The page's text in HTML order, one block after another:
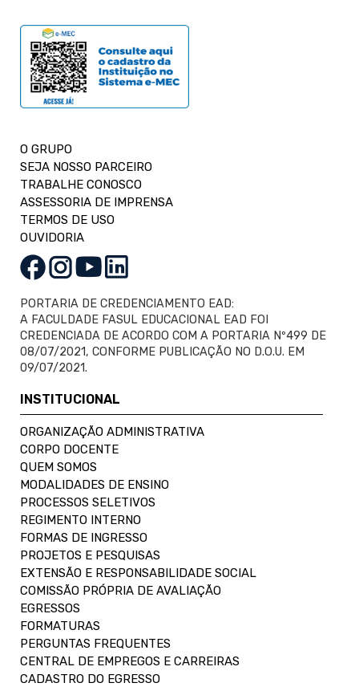
O GRUPO
SEJA NOSSO PARCEIRO
TRABALHE CONOSCO
ASSESSORIA DE IMPRENSA
TERMOS DE USO
OUVIDORIA
PORTARIA DE CREDENCIAMENTO EAD:
A FACULDADE FASUL EDUCACIONAL EAD FOI
CREDENCIADA DE ACORDO COM A PORTARIA Nº499 DE
08/07/2021, CONFORME PUBLICAÇÃO NO D.O.U. EM
09/07/2021.
INSTITUCIONAL
ORGANIZAÇÃO ADMINISTRATIVA
CORPO DOCENTE
QUEM SOMOS
MODALIDADES DE ENSINO
PROCESSOS SELETIVOS
REGIMENTO INTERNO
FORMAS DE INGRESSO
PROJETOS E PESQUISAS
EXTENSÃO E RESPONSABILIDADE SOCIAL
COMISSÃO PRÓPRIA DE AVALIAÇÃO
EGRESSOS
FORMATURAS
PERGUNTAS FREQUENTES
CENTRAL DE EMPREGOS E CARREIRAS
CADASTRO DO EGRESSO